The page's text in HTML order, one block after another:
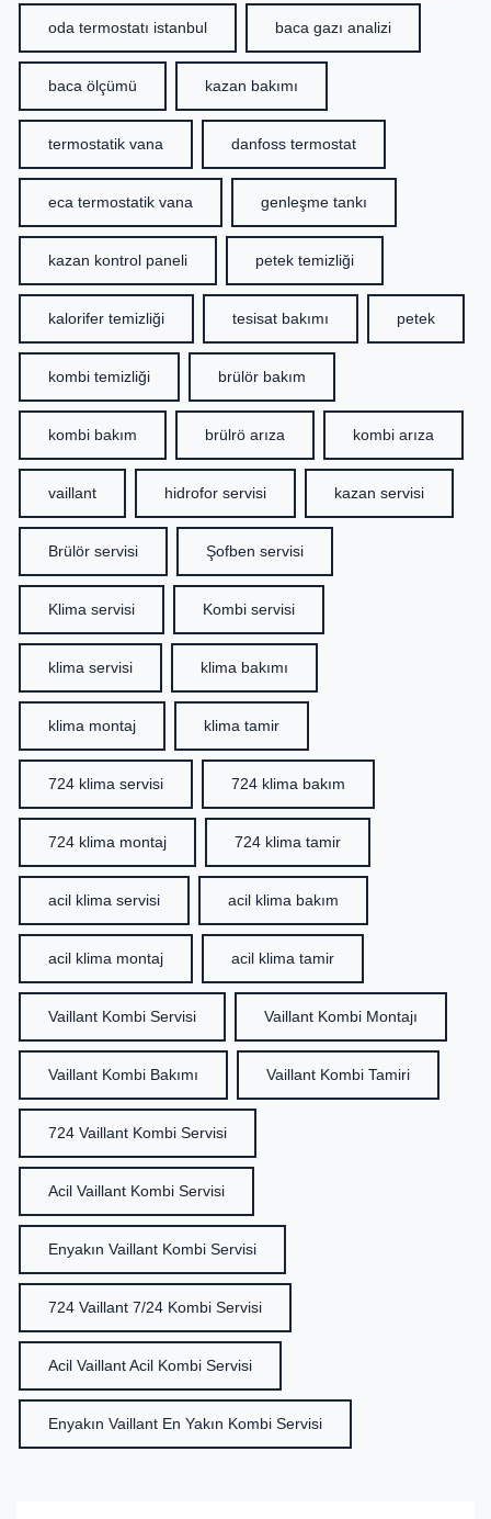
oda termostatı istanbul baca gazı analizi
baca ölçümü kazan bakımı
termostatik vana danfoss termostat
eca termostatik vana genleşme tankı
kazan kontrol paneli petek temizliği
kalorifer temizliği tesisat bakımı petek
kombi temizliği brülör bakım
kombi bakım brülrö arıza kombi arıza
vaillant hidrofor servisi kazan servisi
Brülör servisi Şofben servisi
Klima servisi Kombi servisi
klima servisi klima bakımı
klima montaj klima tamir
724 klima servisi 724 klima bakım
724 klima montaj 724 klima tamir
acil klima servisi acil klima bakım
acil klima montaj acil klima tamir
Vaillant Kombi Servisi Vaillant Kombi Montajı
Vaillant Kombi Bakımı Vaillant Kombi Tamiri
724 Vaillant Kombi Servisi
Acil Vaillant Kombi Servisi
Enyakın Vaillant Kombi Servisi
724 Vaillant 7/24 Kombi Servisi
Acil Vaillant Acil Kombi Servisi
Enyakın Vaillant En Yakın Kombi Servisi